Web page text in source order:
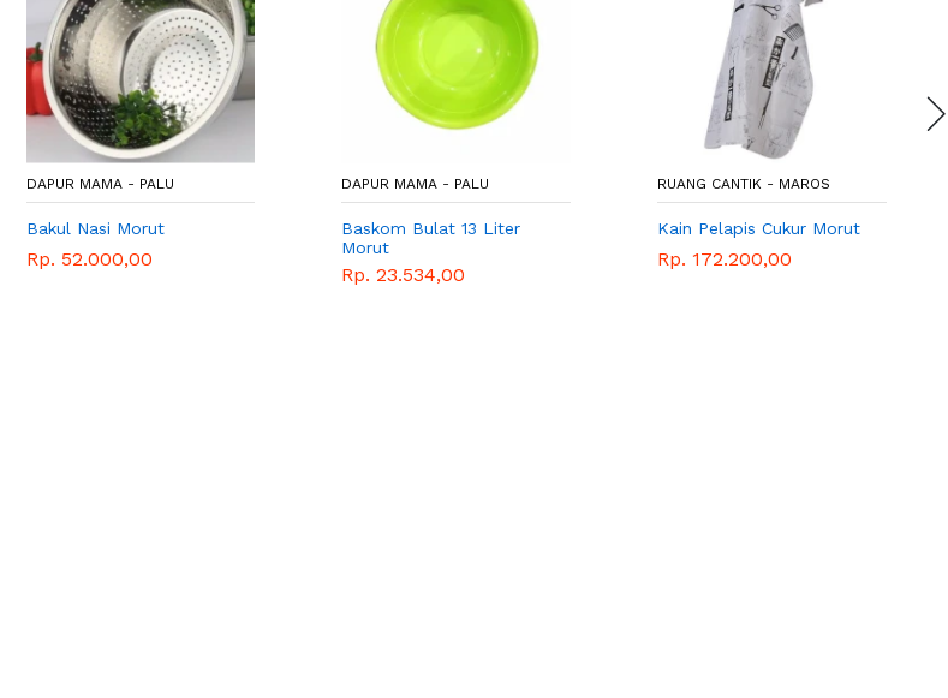
DAPUR MAMA - PALU
Bakul Nasi Morut
Rp. 52.000,00
DAPUR MAMA - PALU
Baskom Bulat 13 Liter
Morut
Rp. 23.534,00
RUANG CANTIK - MAROS
Kain Pelapis Cukur Morut
Rp. 172.200,00